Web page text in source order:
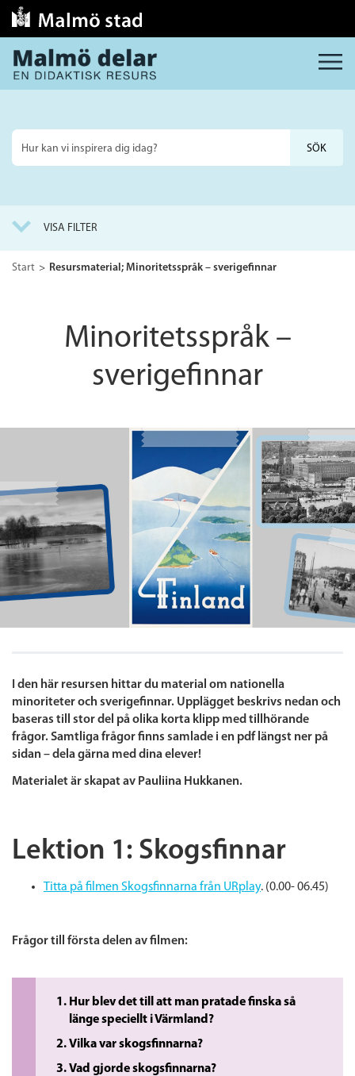
MENY
Sök
på
VISA FILTER
Start Resursmaterial; Minoritetsspråk – sverigefinnar
Minoritetsspråk –
sverigefinnar
I den här resursen hittar du material om nationella
minoriteter och sverigefinnar. Upplägget beskrivs nedan och
baseras till stor del på olika korta klipp med tillhörande
frågor. Samtliga frågor finns samlade i en pdf längst ner på
sidan – dela gärna med dina elever!
Materialet är skapat av Pauliina Hukkanen.
Lektion 1: Skogsfinnar
Titta på filmen Skogsfinnarna från URplay. (0.00- 06.45)
Frågor till första delen av filmen:
Hur blev det till att man pratade finska så
länge speciellt i Värmland?
Vilka var skogsfinnarna?
Vad gjorde skogsfinnarna?